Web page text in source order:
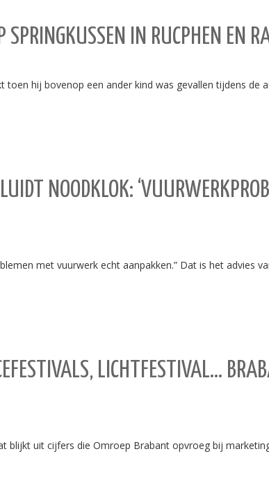
IN RUCPHEN EN
hij bovenop een ander kind was gevallen tijdens de
NOODKLOK:
met vuurwerk echt aanpakken.” Dat is het advies
LICHTFESTIVAL…
blijkt uit cijfers die Omroep Brabant opvroeg bij